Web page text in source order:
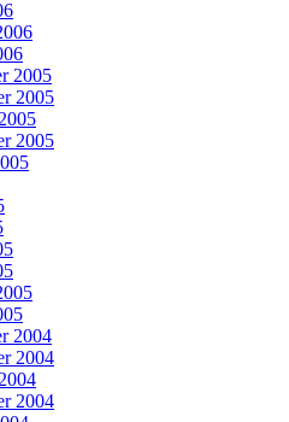
2005
2005
2005
2004
2004
2004